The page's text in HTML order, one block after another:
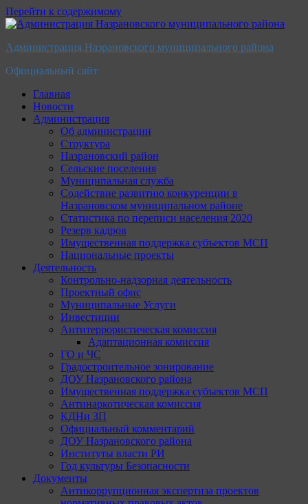
Перейти к содержимому
Администрация Назрановского муниципального района
Официальный сайт
Главная
Новости
Администрация
Об администрации
Структура
Назрановский район
Сельские поселения
Муниципальная служба
Содействие развитию конкуренции в
Назрановском муниципальном районе
Статистика по переписи населения 2020
Резерв кадров
Имущественная поддержка субъектов МСП
Национальные проекты
Деятельность
Контрольно-надзорная деятельность
Проектный офис
Муниципальные Услуги
Инвестиции
Антитеррористическая комиссия
Адаптационная комиссия
ГО и ЧС
Градостроительное зонирование
ДОУ Назрановского района
Имущественная поддержка субъектов МСП
Антинаркотическая комиссия
КДНи ЗП
Официальный комментарий
ДОУ Назрановского района
Институты власти РИ
Год культуры Безопасности
Документы
Антикоррупционная экспертиза проектов